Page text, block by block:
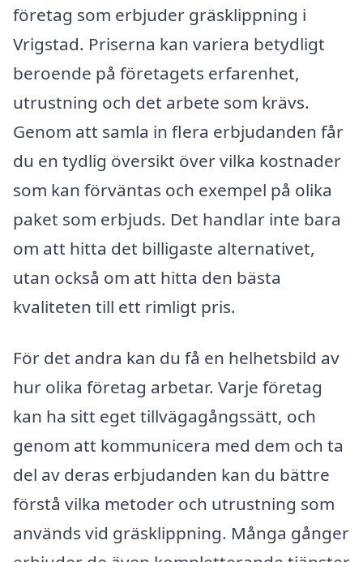
företag som erbjuder gräsklippning i
Vrigstad. Priserna kan variera betydligt
beroende på företagets erfarenhet,
utrustning och det arbete som krävs.
Genom att samla in flera erbjudanden får
du en tydlig översikt över vilka kostnader
som kan förväntas och exempel på olika
paket som erbjuds. Det handlar inte bara
om att hitta det billigaste alternativet,
utan också om att hitta den bästa
kvaliteten till ett rimligt pris.
För det andra kan du få en helhetsbild av
hur olika företag arbetar. Varje företag
kan ha sitt eget tillvägagångssätt, och
genom att kommunicera med dem och ta
del av deras erbjudanden kan du bättre
förstå vilka metoder och utrustning som
används vid gräsklippning. Många gånger